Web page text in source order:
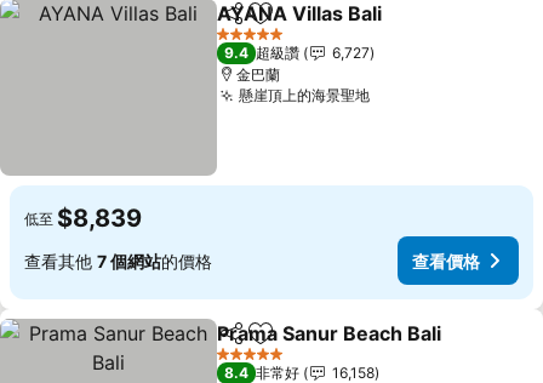
分享 加入我的最愛
AYANA Villas Bali
5 星級
9.4 超級讚
6,727
金巴蘭
懸崖頂上的海景聖地查看價格
低至 $8,839
查看其他 7 個網站的價格 查看價格
分享 加入我的最愛
Prama Sanur Beach Bali
5 星級
8.4 非常好
16,158